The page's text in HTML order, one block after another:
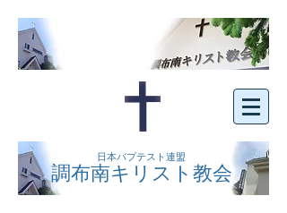
日本バプテスト連盟
調布南キリスト教会